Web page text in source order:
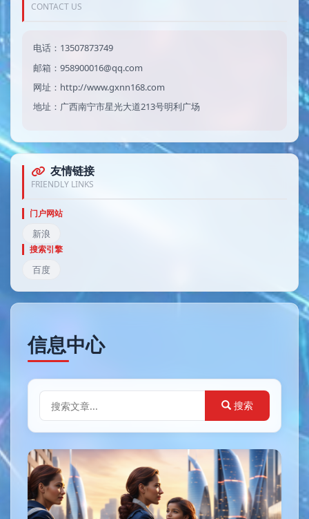
CONTACT US
电话：13507873749
邮箱：958900016@qq.com
网址：http://www.gxnn168.com
地址：广西南宁市星光大道213号明利广场
友情链接
FRIENDLY LINKS
门户网站
新浪
搜索引擎
百度
信息中心
搜索